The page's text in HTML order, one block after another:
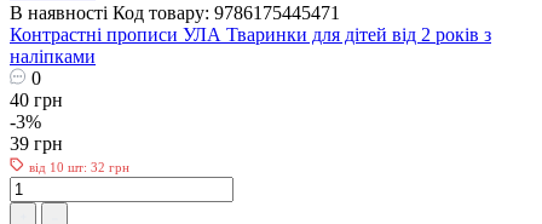
В наявності Код товару: 9786175445471
Контрастні прописи УЛА Тваринки для дітей від 2 років з
наліпками
0
40 грн
-3%
39 грн
від 10 шт: 32 грн